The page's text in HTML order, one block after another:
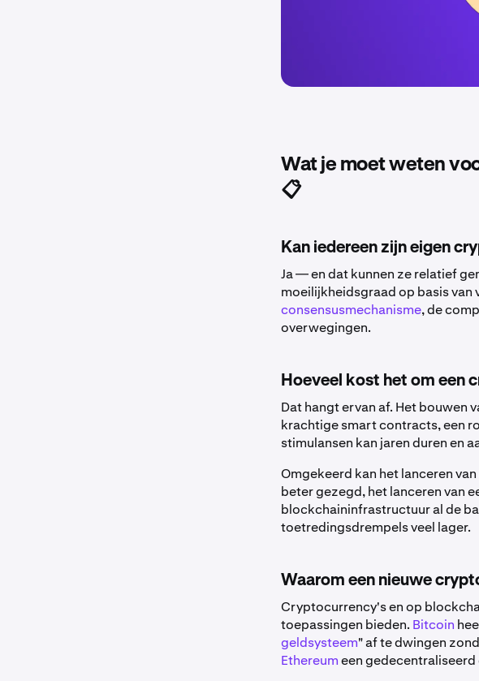
Wat je moet weten
📋
Kan iedereen zijn eigen
Ja — en dat kunnen ze relatief
moeilijkheidsgraad op basis
consensusmechanisme, de
overwegingen.
Hoeveel kost het om een
Dat hangt ervan af. Het bouwen
krachtige smart contracts, een
stimulansen kan jaren duren en
Omgekeerd kan het lanceren
beter gezegd, het lanceren van
blockchaininfrastructuur al de
toetredingsdrempels veel lager.
Waarom een nieuwe
Cryptocurrency's en op
toepassingen bieden. Bitcoin
geldsysteem" af te dwingen
Ethereumeen